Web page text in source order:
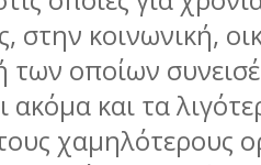
στην κοινωνική,
των οποίων
ακόμα και τα
χαμηλότερους